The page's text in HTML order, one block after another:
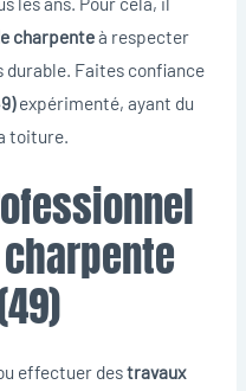
charpenteà respecter
Faites confiance
expérimenté, ayant du
toiture.
effectuer destravaux